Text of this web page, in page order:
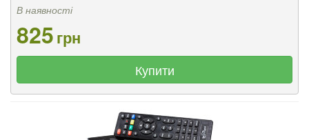
В наявності
825грн
Купити